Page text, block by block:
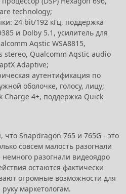
technology;
24 bit/192 кГц, поддержка
и Dolby 5.1, усилитель для
Aqstic WSA8815,
stereo, Qualcomm Aqstic audio
Adaptive;
аутентификация по
оболочке, голосу, лицу;
Charge 4+, поддержка Quick
что Snapdragon 765 и 765G - это
совсем малость разогнали
разогнали видеоядро
остаются фактически
огромные возможности для
маркетологам.